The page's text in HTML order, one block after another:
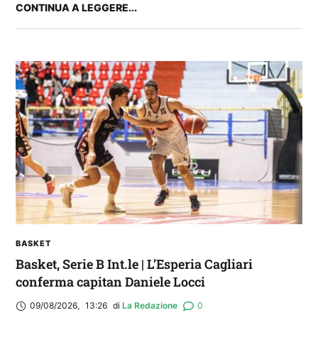
2° TROFEO RIVA | IL POST-PARTITA: commenta
con noi il match tra Cagliari e Nizza
CONTINUA A LEGGERE...
BASKET
Basket, Serie B Int.le | L’Esperia Cagliari
conferma capitan Daniele Locci
09/08/2026, 13:26 di La Redazione 0